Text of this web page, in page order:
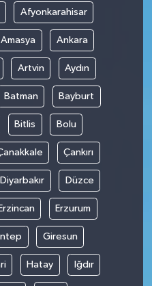
Afyonkarahisar
Amasya Ankara
Artvin Aydın
Batman Bayburt
Bitlis Bolu
Çankırı
Diyarbakır Düzce
Erzincan Erzurum
Giresun
Hatay Iğdır